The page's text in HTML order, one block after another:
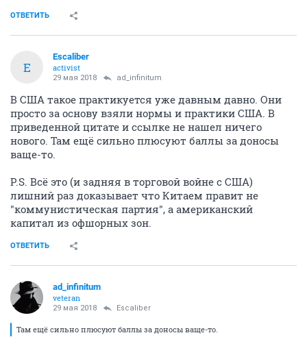
ОТВЕТИТЬ
E
Escaliber
activist
29 мая 2018 ad_infinitum
В США такое практикуется уже давным давно. Они
просто за основу взяли нормы и практики США. В
приведенной цитате и ссылке не нашел ничего
нового. Там ещё сильно плюсуют баллы за доносы
ваще-то.
P.S. Всё это (и задняя в торговой войне с США)
лишний раз доказывает что Китаем правит не
"коммунистическая партия", а американский
капитал из офшорных зон.
ОТВЕТИТЬ
ad_infinitum
veteran
29 мая 2018 Escaliber
Там ещё сильно плюсуют баллы за доносы ваще-то.